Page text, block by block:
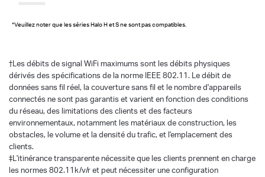
*Veuillez noter que les séries Halo H et S ne sont pas compatibles.
†Les débits de signal WiFi maximums sont les débits physiques
dérivés des spécifications de la norme IEEE 802.11. Le débit de
données sans fil réel, la couverture sans fil et le nombre d'appareils
connectés ne sont pas garantis et varient en fonction des conditions
du réseau, des limitations des clients et des facteurs
environnementaux, notamment les matériaux de construction, les
obstacles, le volume et la densité du trafic, et l'emplacement des
clients.
‡L'itinérance transparente nécessite que les clients prennent en charge
les normes 802.11k/v/r et peut nécessiter une configuration